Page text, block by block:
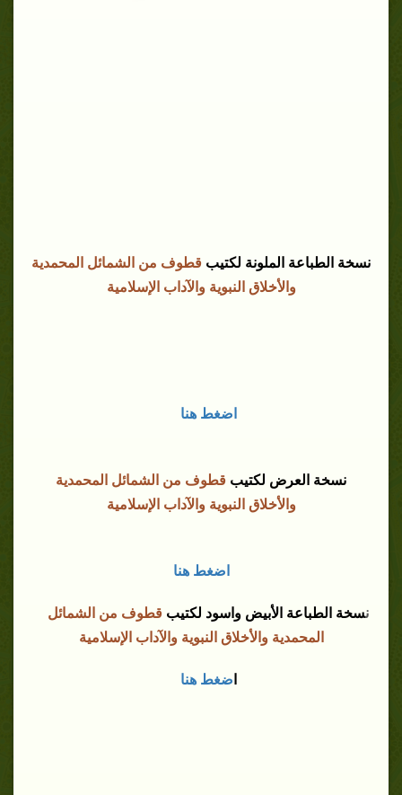
نسخة الطباعة الملونة لكتيب قطوف من الشمائل المحمدية
والأخلاق النبوية والآداب الإسلامية
اضغط هنا
نسخة العرض لكتيب قطوف من الشمائل المحمدية
والأخلاق النبوية والآداب الإسلامية
اضغط هنا
نسخة الطباعة الأبيض واسود لكتيب قطوف من الشمائل
المحمدية والأخلاق النبوية والآداب الإسلامية
اضغط هنا